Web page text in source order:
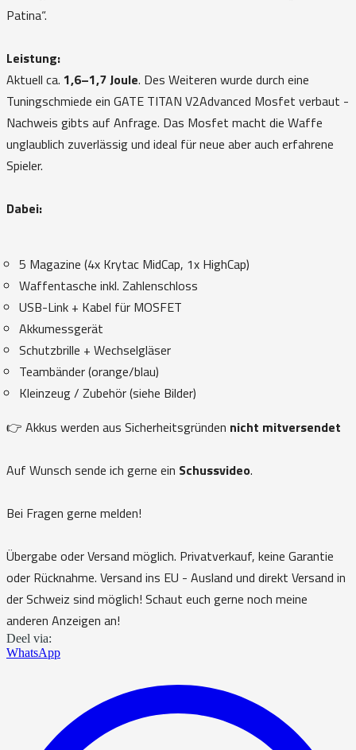
Patina“.
Leistung:
Aktuell ca. 1,6–1,7 Joule. Des Weiteren wurde durch eine
Tuningschmiede ein GATE TITAN V2Advanced Mosfet verbaut -
Nachweis gibts auf Anfrage. Das Mosfet macht die Waffe
unglaublich zuverlässig und ideal für neue aber auch erfahrene
Spieler.
Dabei:
5 Magazine (4x Krytac MidCap, 1x HighCap)
Waffentasche inkl. Zahlenschloss
USB-Link + Kabel für MOSFET
Akkumessgerät
Schutzbrille + Wechselgläser
Teambänder (orange/blau)
Kleinzeug / Zubehör (siehe Bilder)
👉 Akkus werden aus Sicherheitsgründen nicht mitversendet
Auf Wunsch sende ich gerne ein Schussvideo.
Bei Fragen gerne melden!
Übergabe oder Versand möglich. Privatverkauf, keine Garantie
oder Rücknahme. Versand ins EU - Ausland und direkt Versand in
der Schweiz sind möglich! Schaut euch gerne noch meine
anderen Anzeigen an!
Deel via:
WhatsApp